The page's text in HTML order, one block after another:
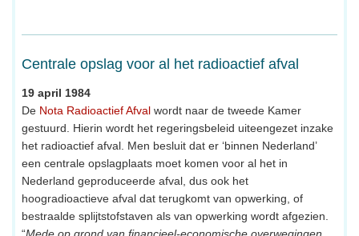
Centrale opslag voor al het radioactief afval
19 april 1984
De Nota Radioactief Afval wordt naar de tweede Kamer
gestuurd. Hierin wordt het regeringsbeleid uiteengezet inzake
het radioactief afval. Men besluit dat er ‘binnen Nederland’
een centrale opslagplaats moet komen voor al het in
Nederland geproduceerde afval, dus ook het
hoogradioactieve afval dat terugkomt van opwerking, of
bestraalde splijtstofstaven als van opwerking wordt afgezien.